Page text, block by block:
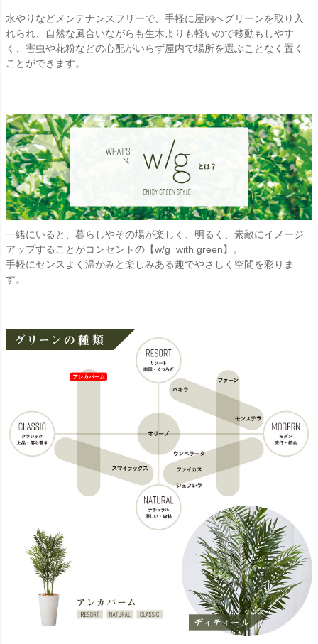
水やりなどメンテナンスフリーで、手軽に屋内へグリーンを取り入
れられ、自然な風合いながらも生木よりも軽いので移動もしやす
く、害虫や花粉などの心配がいらず屋内で場所を選ぶことなく置く
ことができます。
一緒にいると、暮らしやその場が楽しく、明るく、素敵にイメージ
アップすることがコンセントの【w/g=with green】。
手軽にセンスよく温かみと楽しみある趣でやさしく空間を彩りま
す。